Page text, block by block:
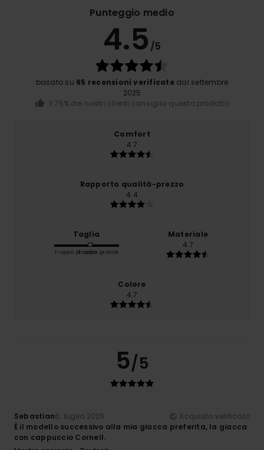
Punteggio medio
4.5 /5
basato su 65 recensioni verificatedal settembre
2025
Il 75% dei nostri clienti consiglia questo prodotto
Comfort
4.7
Rapporto qualità-prezzo
4.4
Taglia
Troppo piccoloTroppo grande
Materiale
4.7
Colore
4.7
5/5
Sebastian6. luglio 2026
Acquisto verificato
È il modello successivo alla mia giacca preferita, la giacca
con cappuccio Cornell.